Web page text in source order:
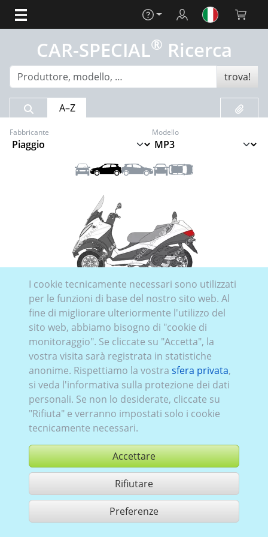
Aiuto Login Carrello
CAR-SPECIAL® Ricerca
trova!
Risultato della ricerca
A–Z
Fabbricante Modello
Anteriore
SinistraDestraPosteriore
Tetto
Piag_008:a partire da 2013
comprare
condividi 1 risultati di ricerca
I cookie tecnicamente necessari sono utilizzati
per le funzioni di base del nostro sito web. Al
fine di migliorare ulteriormente l'utilizzo del
sito web, abbiamo bisogno di "cookie di
monitoraggio". Se cliccate su "Accetta", la
vostra visita sarà registrata in statistiche
anonime. Rispettiamo la vostra sfera privata,
si veda l'informativa sulla protezione dei dati
personali. Se non lo desiderate, cliccate su
"Rifiuta" e verranno impostati solo i cookie
tecnicamente necessari.
Accettare
Rifiutare
Preferenze